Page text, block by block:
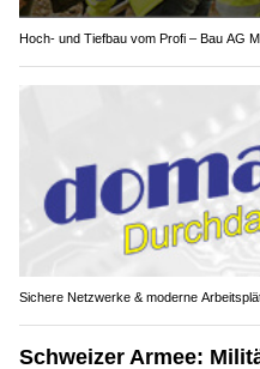
Hoch- und Tiefbau vom Profi – Bau AG
Sichere Netzwerke & moderne
Schweizer Armee: